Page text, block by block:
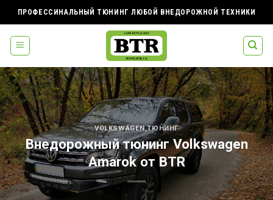
to
content
ПРОФЕССИНАЛЬНЫЙ ТЮНИНГ ЛЮБОЙ ВНЕДОРОЖНОЙ ТЕХНИКИ
VOLKSWAGEN,ТЮНИНГ
Внедорожный тюнинг Volkswagen
Amarok от BTR